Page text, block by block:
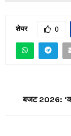
शेयर 0
बजट 2026: